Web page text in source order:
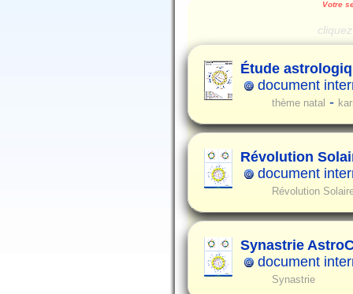
Votre
Étude
document
thème natal -
Révolution
document
Révolution
Synastrie
document
Synastrie